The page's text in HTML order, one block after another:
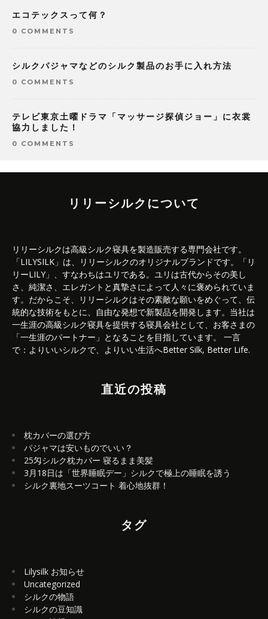
エコテックスって何？
0 COMMENTS
シルクパジャマなどのシルク製品のお手に入れ方法
0 COMMENTS
テレビ東京土曜ドラマ「マッサージ探偵ジョー」に衣裳
協力しました！
0 COMMENTS
リリーシルクについて
リリーシルクは高級シルク寝具を製造販売する専門会社です。
「LILYSILK」は、リリーシルクのオリジナルブランドです。「リ
リーLILY」、すなわちはユリである。ユリは古代からその美し
さ、純潔さ、エレガントと真摯さによって人々に褒められていま
す。だからこそ、リリーシルクはその素敵な願いをめぐって、伝
統的な技術をもとに、自由な発想で新製品を開発します。当社は
一生涯の高級シルク寝具を提供する寝具会社として、お客さまの
「一生涯のパートナー」となることを目指しています。 一言
で：よりいいシルクで、よりいい生活へBetter Silk, Better Life.
直近の投稿
枕カバーの選び方
パジャマは安いものでいい？
25匁シルク枕カバー 寝るまま美髪
3月18日は「世界睡眠デー」シルクで極上の睡眠を誘う
シルク裏地スーツコート 着心地抜群！
タグ
Lilysilk お知らせ
Uncategorized
シルクの物語
シルクの豆知識